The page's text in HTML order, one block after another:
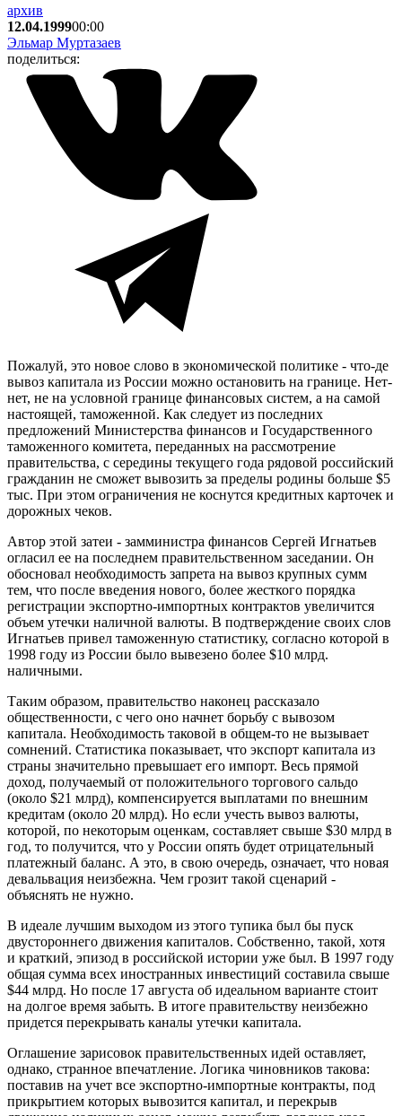
архив
12.04.199900:00
Эльмар Муртазаев
поделиться:
Пожалуй, это новое слово в экономической политике - что-де
вывоз капитала из России можно остановить на границе. Нет-
нет, не на условной границе финансовых систем, а на самой
настоящей, таможенной. Как следует из последних
предложений Министерства финансов и Государственного
таможенного комитета, переданных на рассмотрение
правительства, с середины текущего года рядовой российский
гражданин не сможет вывозить за пределы родины больше $5
тыс. При этом ограничения не коснутся кредитных карточек и
дорожных чеков.
Автор этой затеи - замминистра финансов Сергей Игнатьев
огласил ее на последнем правительственном заседании. Он
обосновал необходимость запрета на вывоз крупных сумм
тем, что после введения нового, более жесткого порядка
регистрации экспортно-импортных контрактов увеличится
объем утечки наличной валюты. В подтверждение своих слов
Игнатьев привел таможенную статистику, согласно которой в
1998 году из России было вывезено более $10 млрд.
наличными.
Таким образом, правительство наконец рассказало
общественности, с чего оно начнет борьбу с вывозом
капитала. Необходимость таковой в общем-то не вызывает
сомнений. Статистика показывает, что экспорт капитала из
страны значительно превышает его импорт. Весь прямой
доход, получаемый от положительного торгового сальдо
(около $21 млрд), компенсируется выплатами по внешним
кредитам (около 20 млрд). Но если учесть вывоз валюты,
которой, по некоторым оценкам, составляет свыше $30 млрд в
год, то получится, что у России опять будет отрицательный
платежный баланс. А это, в свою очередь, означает, что новая
девальвация неизбежна. Чем грозит такой сценарий -
объяснять не нужно.
В идеале лучшим выходом из этого тупика был бы пуск
двустороннего движения капиталов. Собственно, такой, хотя
и краткий, эпизод в российской истории уже был. В 1997 году
общая сумма всех иностранных инвестиций составила свыше
$44 млрд. Но после 17 августа об идеальном варианте стоит
на долгое время забыть. В итоге правительству неизбежно
придется перекрывать каналы утечки капитала.
Оглашение зарисовок правительственных идей оставляет,
однако, странное впечатление. Логика чиновников такова:
поставив на учет все экспортно-импортные контракты, под
прикрытием которых вывозится капитал, и перекрыв